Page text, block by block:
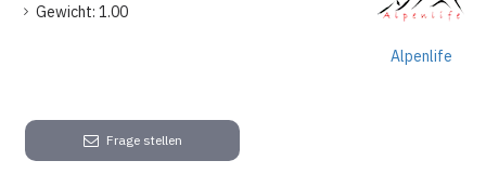
Gewicht: 1.00
Alpenlife
Frage stellen